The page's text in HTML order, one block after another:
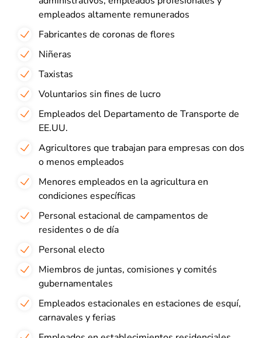
empleados altamente remunerados
Fabricantes de coronas de flores
Niñeras
Taxistas
Voluntarios sin fines de lucro
Empleados del Departamento de Transporte de
EE.UU.
Agricultores que trabajan para empresas con dos
o menos empleados
Menores empleados en la agricultura en
condiciones específicas
Personal estacional de campamentos de
residentes o de día
Personal electo
Miembros de juntas, comisiones y comités
gubernamentales
Empleados estacionales en estaciones de esquí,
carnavales y ferias